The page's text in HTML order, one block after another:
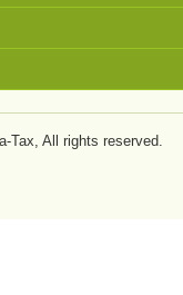
Tax, All rights reserved.